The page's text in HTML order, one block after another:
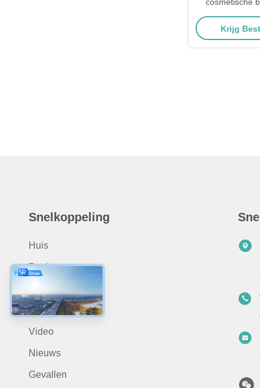
Krijg
Snelkoppeling
Huis
Producten
Toepassing
Video
Nieuws
Gevallen